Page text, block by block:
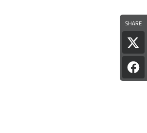
SHARE
sur
X